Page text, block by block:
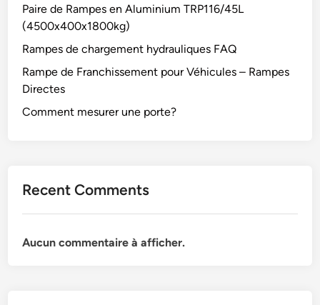
Paire de Rampes en Aluminium TRP116/45L
(4500x400x1800kg)
Rampes de chargement hydrauliques FAQ
Rampe de Franchissement pour Véhicules – Rampes
Directes
Comment mesurer une porte?
Recent Comments
Aucun commentaire à afficher.